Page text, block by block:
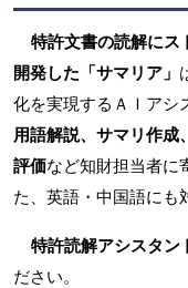
特許文書の読解にス
開発した「サマリア」
化を実現するＡＩアシ
用語解説、サマリ作成
評価など知財担当者に
た、英語・中国語にも
特許読解アシスタン
ださい。